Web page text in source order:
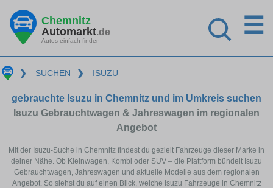
Chemnitz
Automarkt.de
Autos einfach finden
☰
❯ SUCHEN ❯ ISUZU
gebrauchte Isuzu in Chemnitz und im Umkreis suchen
Isuzu Gebrauchtwagen & Jahreswagen im regionalen
Angebot
Mit der Isuzu-Suche in Chemnitz findest du gezielt Fahrzeuge dieser Marke in
deiner Nähe. Ob Kleinwagen, Kombi oder SUV – die Plattform bündelt Isuzu
Gebrauchtwagen, Jahreswagen und aktuelle Modelle aus dem regionalen
Angebot. So siehst du auf einen Blick, welche Isuzu Fahrzeuge in Chemnitz